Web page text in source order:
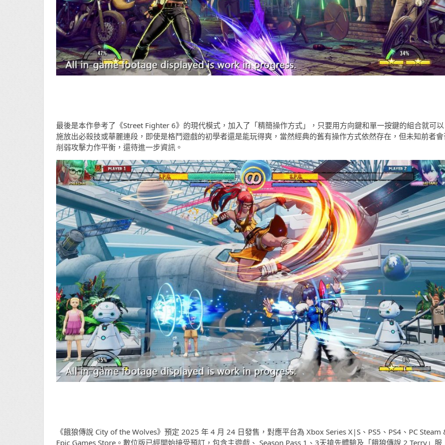
最後是本作參考了《Street Fighter 6》的現代模式，加入了「精簡操作方式」，只要用方向鍵和單一按鍵的組合就可以
施放出必殺技或華麗連段，即使是格鬥遊戲的初學者還是能玩得爽，當然經典的舊有操作方式依然存在，但未知前者
削弱攻擊力作平衡，還待進一步資訊。
《餓狼傳說 City of the Wolves》預定 2025 年 4 月 24 日發售，對應平台為 Xbox Series X|S、PS5、PS4、PC Steam
Epic Games Store。數位版已經開始接受預訂，包含主遊戲、 Season Pass 1、3天搶先體驗及「餓狼傳說 2 Terry」服